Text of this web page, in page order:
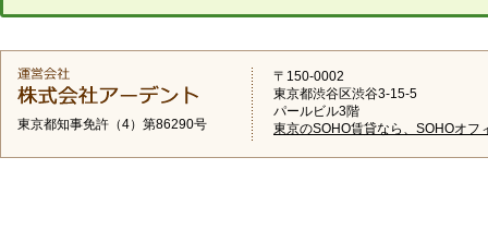
東京都知事免許（4）第86290号
〒150-0002
東京都渋谷区渋谷3-15-5
パールビル3階
東京のSOHO賃貸なら、SOHOオフ